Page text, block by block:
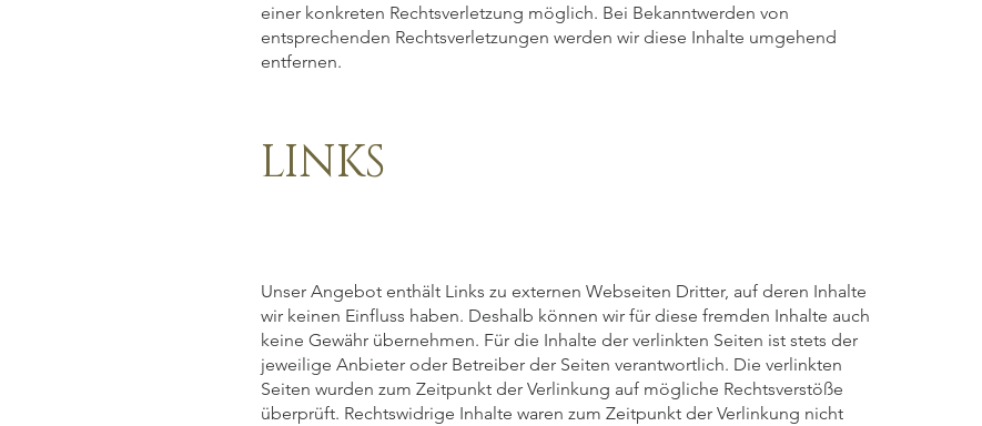
einer konkreten Rechtsverletzung möglich. Bei Bekanntwerden von
entsprechenden Rechtsverletzungen werden wir diese Inhalte umgehend
entfernen.
LINKS
Unser Angebot enthält Links zu externen Webseiten Dritter, auf deren Inhalte
wir keinen Einfluss haben. Deshalb können wir für diese fremden Inhalte auch
keine Gewähr übernehmen. Für die Inhalte der verlinkten Seiten ist stets der
jeweilige Anbieter oder Betreiber der Seiten verantwortlich. Die verlinkten
Seiten wurden zum Zeitpunkt der Verlinkung auf mögliche Rechtsverstöße
überprüft. Rechtswidrige Inhalte waren zum Zeitpunkt der Verlinkung nicht